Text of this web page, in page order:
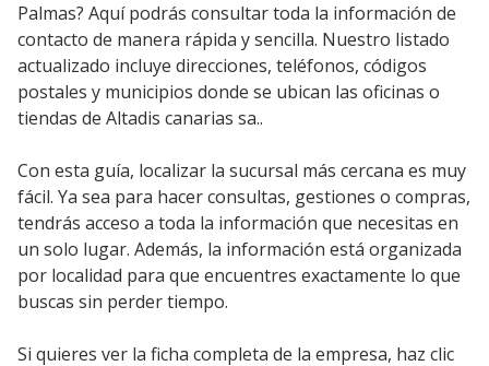
Palmas? Aquí podrás consultar toda la información de
contacto de manera rápida y sencilla. Nuestro listado
actualizado incluye direcciones, teléfonos, códigos
postales y municipios donde se ubican las oficinas o
tiendas de Altadis canarias sa..
Con esta guía, localizar la sucursal más cercana es muy
fácil. Ya sea para hacer consultas, gestiones o compras,
tendrás acceso a toda la información que necesitas en
un solo lugar. Además, la información está organizada
por localidad para que encuentres exactamente lo que
buscas sin perder tiempo.
Si quieres ver la ficha completa de la empresa, haz clic